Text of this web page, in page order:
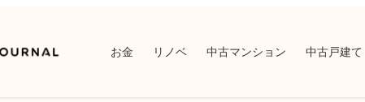
お金 リノベ 中古マンション 中古戸建て